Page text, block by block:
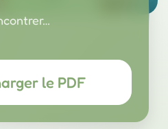
le PDF